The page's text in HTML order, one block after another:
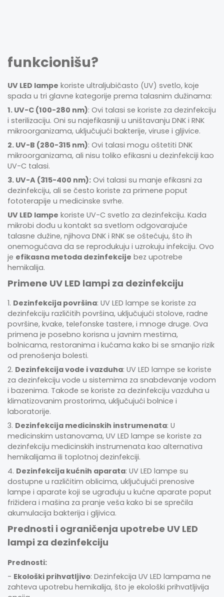
funkcionišu?
UV LED lampe koriste ultraljubičasto (UV) svetlo, koje
spada u tri glavne kategorije prema talasnim dužinama:
1. UV-C (100-280 nm): Ovi talasi se koriste za dezinfekciju
i sterilizaciju. Oni su najefikasniji u uništavanju DNK i RNK
mikroorganizama, uključujući bakterije, viruse i gljivice.
2. UV-B (280-315 nm): Ovi talasi mogu oštetiti DNK
mikroorganizama, ali nisu toliko efikasni u dezinfekciji kao
UV-C talasi.
3. UV-A (315-400 nm): Ovi talasi su manje efikasni za
dezinfekciju, ali se često koriste za primene poput
fototerapije u medicinske svrhe.
UV LED lampe koriste UV-C svetlo za dezinfekciju. Kada
mikrobi dođu u kontakt sa svetlom odgovarajuće
talasne dužine, njihova DNK i RNK se oštećuju, što ih
onemogućava da se reprodukuju i uzrokuju infekciju. Ovo
je efikasna metoda dezinfekcije bez upotrebe
hemikalija.
Primene UV LED lampi za dezinfekciju
1. Dezinfekcija površina: UV LED lampe se koriste za
dezinfekciju različitih površina, uključujući stolove, radne
površine, kvake, telefonske tastere, i mnoge druge. Ova
primena je posebno korisna u javnim mestima,
bolnicama, restoranima i kućama kako bi se smanjio rizik
od prenošenja bolesti.
2. Dezinfekcija vode i vazduha: UV LED lampe se koriste
za dezinfekciju vode u sistemima za snabdevanje vodom
i bazenima. Takođe se koriste za dezinfekciju vazduha u
klimatizovanim prostorima, uključujući bolnice i
laboratorije.
3. Dezinfekcija medicinskih instrumenata: U
medicinskim ustanovama, UV LED lampe se koriste za
dezinfekciju medicinskih instrumenata kao alternativa
hemikalijama ili toplotnoj dezinfekciji.
4. Dezinfekcija kućnih aparata: UV LED lampe su
dostupne u različitim oblicima, uključujući prenosive
lampe i aparate koji se ugrađuju u kućne aparate poput
frižidera i mašina za pranje veša kako bi se sprečila
akumulacija bakterija i gljivica.
Prednosti i ograničenja upotrebe UV LED
lampi za dezinfekciju
Prednosti:
- Ekološki prihvatljivo: Dezinfekcija UV LED lampama ne
zahteva upotrebu hemikalija, što je ekološki prihvatljivija